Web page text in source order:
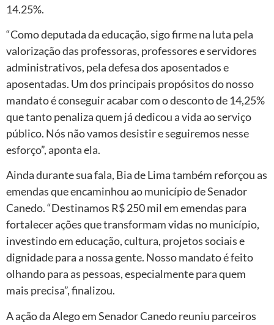
14.25%.
“Como deputada da educação, sigo firme na luta pela
valorização das professoras, professores e servidores
administrativos, pela defesa dos aposentados e
aposentadas. Um dos principais propósitos do nosso
mandato é conseguir acabar com o desconto de 14,25%
que tanto penaliza quem já dedicou a vida ao serviço
público. Nós não vamos desistir e seguiremos nesse
esforço”, aponta ela.
Ainda durante sua fala, Bia de Lima também reforçou as
emendas que encaminhou ao município de Senador
Canedo. “Destinamos R$ 250 mil em emendas para
fortalecer ações que transformam vidas no município,
investindo em educação, cultura, projetos sociais e
dignidade para a nossa gente. Nosso mandato é feito
olhando para as pessoas, especialmente para quem
mais precisa”, finalizou.
A ação da Alego em Senador Canedo reuniu parceiros